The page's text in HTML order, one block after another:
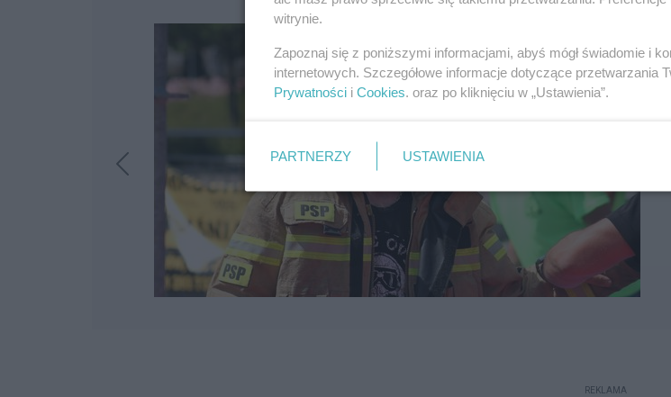
REKLAMA
witrynie.
Zapoznaj się z poniższymi informacjami, abyś mógł świadomie i
internetowych. Szczegółowe informacje dotyczące przetwarzania
Prywatności i Cookies. oraz po kliknięciu w „Ustawienia”.
PARTNERZY USTAWIENIA